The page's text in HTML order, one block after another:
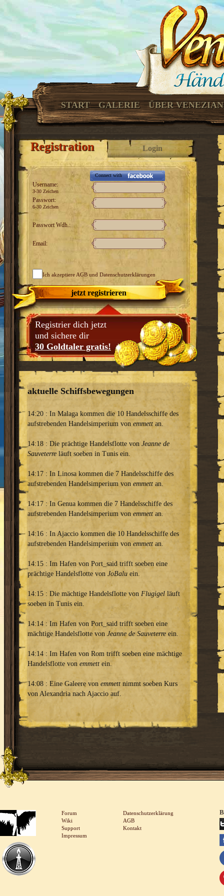
START GALERIE ÜBER
Registration Login
Connect with
Username:
3-30 Zeichen
Passwort:
6-30 Zeichen
Passwort Wdh.:
Email:
Ich akzeptiere AGB und Datenschutzerklärungen
jetzt registrieren
Registrier dich jetzt
und sichere dir
30 Goldtaler gratis!
aktuelle Schiffsbewegungen
14:20 : In Malaga kommen die 10 Handelsschiffe des
aufstrebenden Handelsimperium von emmett an.
14:18 : Die prächtige Handelsflotte von Jeanne de
Sauveterre läuft soeben in Tunis ein.
14:17 : In Linosa kommen die 7 Handelsschiffe des
aufstrebenden Handelsimperium von emmett an.
14:17 : In Genua kommen die 7 Handelsschiffe des
aufstrebenden Handelsimperium von emmett an.
14:16 : In Ajaccio kommen die 10 Handelsschiffe des
aufstrebenden Handelsimperium von emmett an.
14:15 : Im Hafen von Port_said trifft soeben eine
prächtige Handelsflotte von JoBalu ein.
14:15 : Die mächtige Handelsflotte von Flugigel läuft
soeben in Tunis ein.
14:14 : Im Hafen von Port_said trifft soeben eine
mächtige Handelsflotte von Jeanne de Sauveterre ein.
14:14 : Im Hafen von Rom trifft soeben eine mächtige
Handelsflotte von emmett ein.
14:08 : Eine Galeere von emmett nimmt soeben Kurs
von Alexandria nach Ajaccio auf.
Forum
Wiki
Support
Impressum
Datenschutzerklärung
AGB
Kontakt